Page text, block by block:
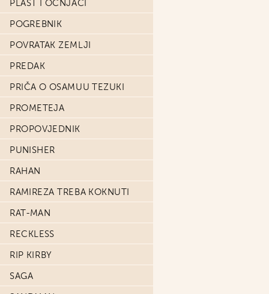
PLAŠT I OČNJACI
POGREBNIK
POVRATAK ZEMLJI
PREDAK
PRIČA O OSAMUU TEZUKI
PROMETEJA
PROPOVJEDNIK
PUNISHER
RAHAN
RAMIREZA TREBA KOKNUTI
RAT-MAN
RECKLESS
RIP KIRBY
SAGA